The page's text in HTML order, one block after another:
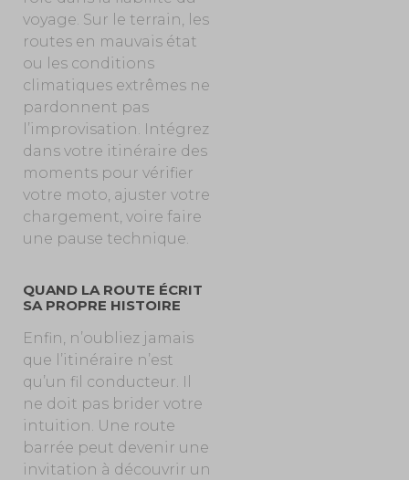
voyage. Sur le terrain, les
routes en mauvais état
ou les conditions
climatiques extrêmes ne
pardonnent pas
l’improvisation. Intégrez
dans votre itinéraire des
moments pour vérifier
votre moto, ajuster votre
chargement, voire faire
une pause technique.
QUAND LA ROUTE ÉCRIT
SA PROPRE HISTOIRE
Enfin, n’oubliez jamais
que l’itinéraire n’est
qu’un fil conducteur. Il
ne doit pas brider votre
intuition. Une route
barrée peut devenir une
invitation à découvrir un